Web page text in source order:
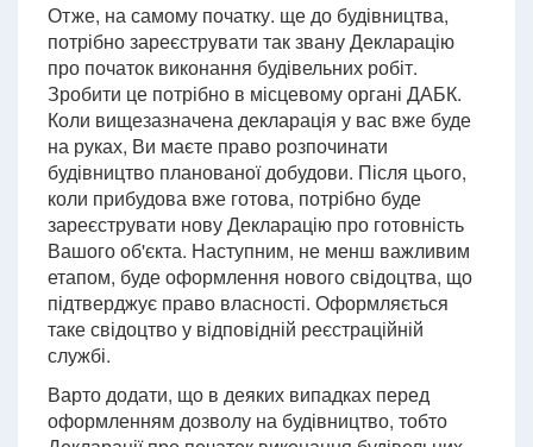
Отже, на самому початку. ще до будівництва,
потрібно зареєструвати так звану Декларацію
про початок виконання будівельних робіт.
Зробити це потрібно в місцевому органі ДАБК.
Коли вищезазначена декларація у вас вже буде
на руках, Ви маєте право розпочинати
будівництво планованої добудови. Після цього,
коли прибудова вже готова, потрібно буде
зареєструвати нову Декларацію про готовність
Вашого об'єкта. Наступним, не менш важливим
етапом, буде оформлення нового свідоцтва, що
підтверджує право власності. Оформляється
таке свідоцтво у відповідній реєстраційній
службі.
Варто додати, що в деяких випадках перед
оформленням дозволу на будівництво, тобто